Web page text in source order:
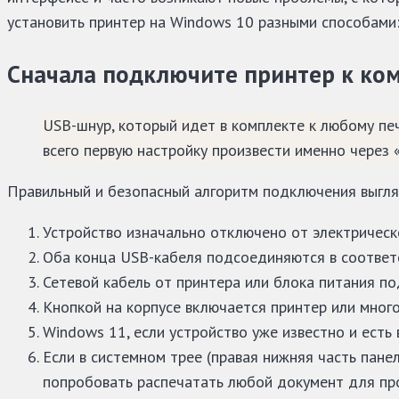
установить принтер на Windows 10 разными
Сначала подключите принтер к
USB-шнур, который идет в комплекте к любому
всего первую настройку произвести именно
Правильный и безопасный алгоритм подключения
Устройство изначально отключено от
Оба конца USB-кабеля подсоединяются в
Сетевой кабель от принтера или блока питания
Кнопкой на корпусе включается принтер или
Windows 11, если устройство уже известно и
Если в системном трее (правая нижняя часть
попробовать распечатать любой документ для